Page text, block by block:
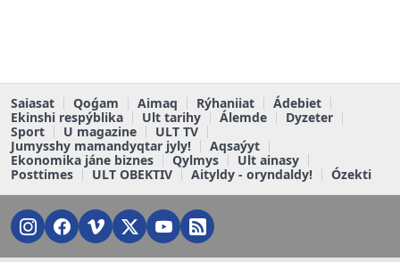
Saiasat Qoǵam Aimaq Rýhaniiat
Ádebiet
Ekinshi respýblika
Ult tarihy Álemde
Dyzeter
Sport
U magazine
ULT TV
Jumysshy mamandyqtar jyly!
Aqsaýyt
Ekonomika jáne biznes
Qylmys
Ult ainasy
Posttimes
ULT OBEKTIV Aityldy - oryndaldy! Ózekti